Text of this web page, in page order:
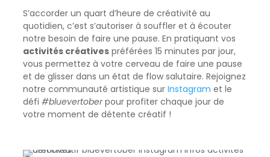
S’accorder un quart d’heure de créativité au
quotidien, c’est s’autoriser à souffler et à écouter
notre besoin de faire une pause. En pratiquant vos
activités créativespréférées 15 minutes par jour,
vous permettez à votre cerveau de faire une pause
et de glisser dans un état de flow salutaire. Rejoignez
notre communauté artistique sur Instagram et le
défi #bluevertoberpour profiter chaque jour de
votre moment de détente créatif !